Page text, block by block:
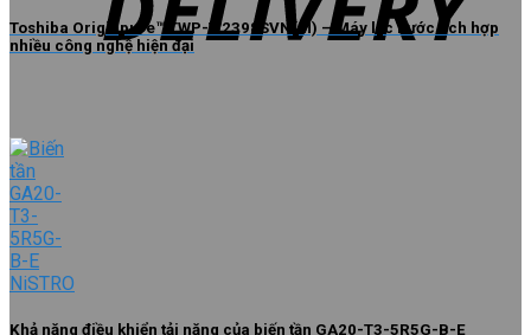
Toshiba Originpure™ TWP-W2398SVN(M) – Máy lọc nước tích hợp
nhiều công nghệ hiện đại
Khả năng điều khiển tải nặng của biến tần GA20-T3-5R5G-B-E